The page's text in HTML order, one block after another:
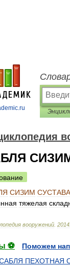
СИЗИМ СУСТАВА
тяжелая
вооружений 2014
⚽
Поможем
ПЕХОТНАЯ